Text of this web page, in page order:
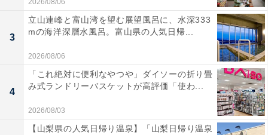
2026/08/06
3
立山連峰と富山湾を望む展望風呂に、水深333
mの海洋深層水風呂。富山県の人気日帰...
2026/08/06
4
「これ絶対に便利なやつや」ダイソーの折り畳
み式ランドリーバスケットが高評価「使わ...
2026/08/03
【山梨県の人気日帰り温泉】「山梨日帰り温泉